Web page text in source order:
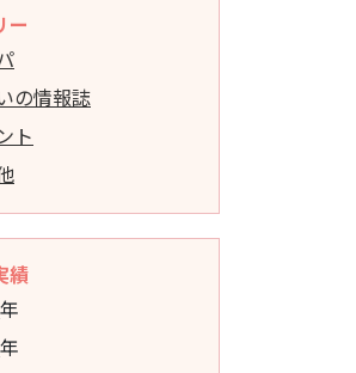
ー
の情報誌
ト
績
年
年